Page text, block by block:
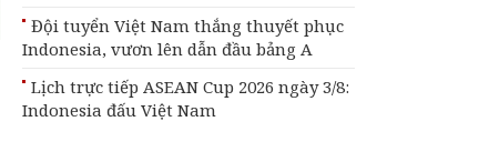
Đội tuyển Việt Nam thắng thuyết phục
Indonesia, vươn lên dẫn đầu bảng A
Lịch trực tiếp ASEAN Cup 2026 ngày 3/8:
Indonesia đấu Việt Nam